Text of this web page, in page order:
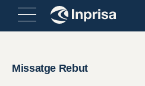
Skip
content
Missatge Rebut